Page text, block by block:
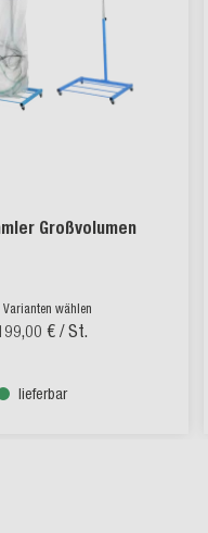
Großvolumen
Varianten wählen
€ / St.
lieferbar